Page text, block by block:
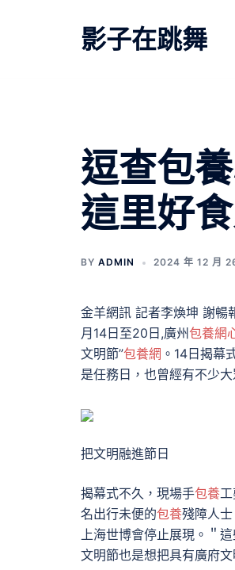
影子在跳舞
逗查包
這里好
BY ADMIN 2024 年 12 月
金羊網訊 記者李煥坤 謝暢
月14日至20日,廣州包養網
文明節”包養網 。14日揭幕
是任務日，也曾經有不少
把文明融進節日
揭幕式不久，現場手包養
名出行未便的包養殘障人
上海世博會停止展現。＂
文明節也是想把具有廣府